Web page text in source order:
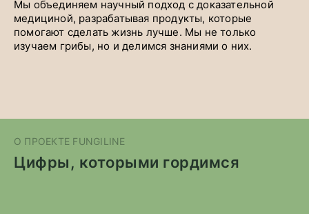
Мы объединяем научный подход с доказательной
медициной, разрабатывая продукты, которые
помогают сделать жизнь лучше. Мы не только
изучаем грибы, но и делимся знаниями о них.
О ПРОЕКТЕ FUNGILINE
Цифры, которыми гордимся